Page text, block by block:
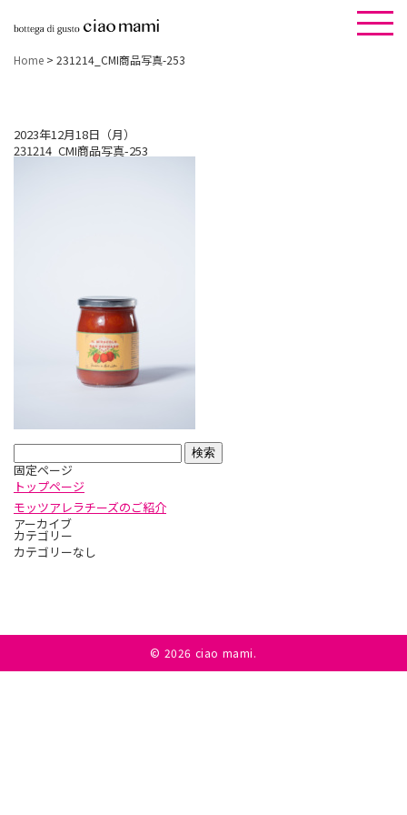
Home > 231214_CMI商品写真-253
2023年12月18日（月）
231214_CMI商品写真-253
検
索:
固定ページ
トップページ
モッツアレラチーズのご紹介
アーカイブ
カテゴリー
カテゴリーなし
© 2026 ciao mami.